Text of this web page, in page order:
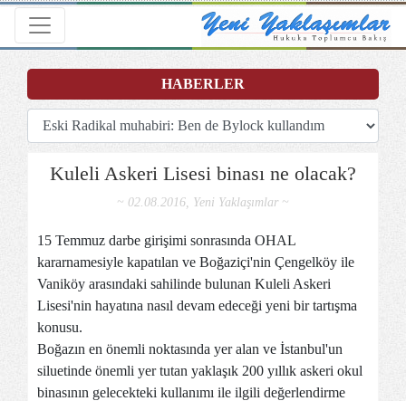
Toggle navigation
Kuleli Askeri Lisesi binası ne olacak?
~ 02.08.2016, Yeni Yaklaşımlar ~
15 Temmuz darbe girişimi sonrasında OHAL
kararnamesiyle kapatılan ve Boğaziçi'nin Çengelköy ile
Vaniköy arasındaki sahilinde bulunan Kuleli Askeri
Lisesi'nin hayatına nasıl devam edeceği yeni bir tartışma
konusu.
Boğazın en önemli noktasında yer alan ve İstanbul'un
siluetinde önemli yer tutan yaklaşık 200 yıllık askeri okul
binasının gelecekteki kullanımı ile ilgili değerlendirme
HABERLER